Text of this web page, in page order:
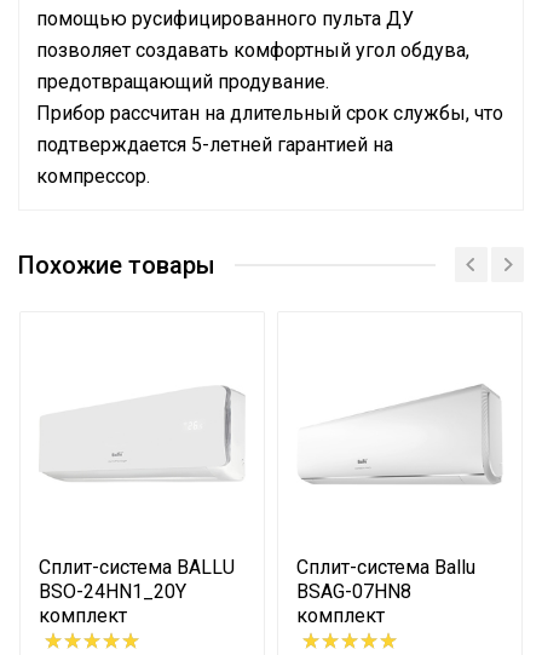
помощью русифицированного пульта ДУ
позволяет создавать комфортный угол обдува,
предотвращающий продувание.
Прибор рассчитан на длительный срок службы, что
подтверждается 5-летней гарантией на
компрессор.
площадью до
Номинальная
Номинальная
производительность
обогрева
5.4 кВт
Похожие товары
Сплит-система BALLU
BSO-24HN1_20Y
комплект
Сплит-система Ballu
BSAG-07HN8
комплект